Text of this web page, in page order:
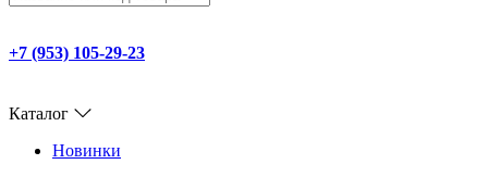
+7 (953) 105-29-23
Каталог
Новинки